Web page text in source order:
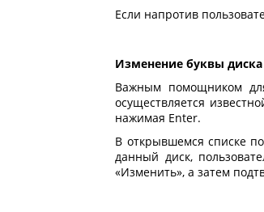
Если напротив
Изменение буквы
Важным помощником
осуществляется
нажимая Enter.
В открывшемся списке
данный диск,
«Изменить», а затем